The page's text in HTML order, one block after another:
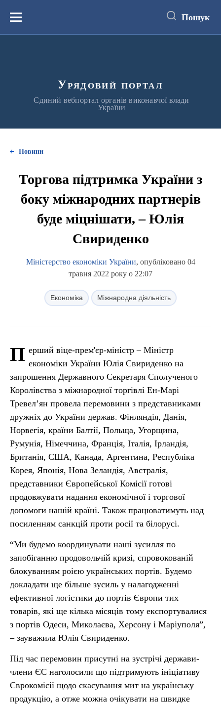
вмістуМеню Пошук
Урядовий портал
Єдиний вебпортал органів виконавчої влади
України
Новини
Торгова підтримка України з
боку міжнародних партнерів
буде міцнішати, – Юлія
Свириденко
Міністерство економіки України, опубліковано 04
травня 2022 року о 22:07
Економіка Міжнародна діяльність
П ерший віце-прем'єр-міністр – Міністр
економіки України Юлія Свириденко на
запрошення Державного Секретаря Сполученого
Королівства з міжнародної торгівлі Ен-Марі
Тревелʼян провела перемовини з представниками
дружніх до України держав. Фінляндія, Данія,
Норвегія, країни Балтії, Польща, Угорщина,
Румунія, Німеччина, Франція, Італія, Ірландія,
Британія, США, Канада, Аргентина, Республіка
Корея, Японія, Нова Зеландія, Австралія,
представники Європейської Комісії готові
продовжувати надання економічної і торгової
допомоги нашій країні. Також працюватимуть над
посиленням санкцій проти росії та білорусі.
“Ми будемо координувати наші зусилля по
запобіганню продовольчій кризі, спровокованій
блокуванням роією українських портів. Будемо
докладати ще більше зусиль у налагодженні
ефективної логістики до портів Європи тих
товарів, які ще кілька місяців тому експортувалися
з портів Одеси, Миколаєва, Херсону і Маріуполя”,
– зауважила Юлія Свириденко.
Під час перемовин присутні на зустрічі держави-
члени ЄС наголосили що підтримують ініціативу
Єврокомісії щодо скасування мит на українську
продукцію, а отже можна очікувати на швидке